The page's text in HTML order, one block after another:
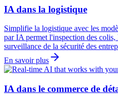
IA dans la logistique
Simplifie la logistique avec les
par IA permet l'inspection des
surveillance de la sécurité des
En savoir plus
IA dans le commerce de